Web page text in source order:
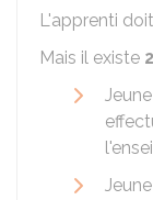
L'apprenti
Mais il existe
Jeune